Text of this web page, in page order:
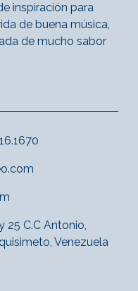
inspiración para
de buena música,
de mucho sabor
25 C.C Antonio,
Venezuela